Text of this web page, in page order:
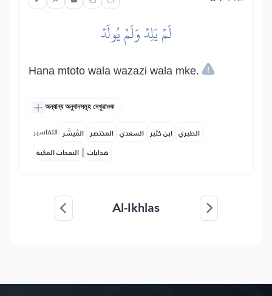
لَمۡ يَلِدۡ وَلَمۡ يُولَدۡ
Hana mtoto wala wazazi wala mke.
অন্যান্য অনুবাদসমূহ দেখুৱাওক
التفاسير: المُيسَّر المختصر السعدي ابن كثير الطبري
النفحات المكية | هدايات
Al-Ikhlas